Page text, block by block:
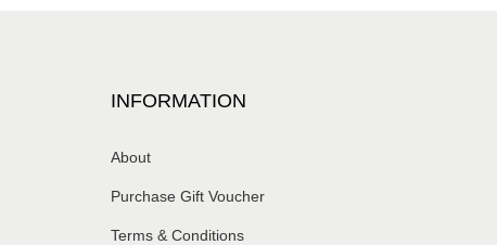
INFORMATION
About
Purchase Gift Voucher
Terms & Conditions